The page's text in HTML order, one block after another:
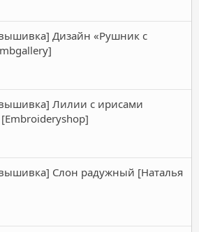
Дизайн «Рушник с
Лилии с ирисами
Слон радужный [Наталья